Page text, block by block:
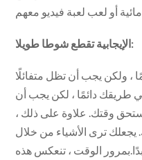
الإيجابية تقطع شوطا طويلا:
، ولكن يجب أن تظل متفائلًا
طريقك دائمًا ، لكن يجب أن
وقتك. علاوة على ذلك ،
يجعلك ترى الأشياء من خلال
الوقت ، تنعكس هذه